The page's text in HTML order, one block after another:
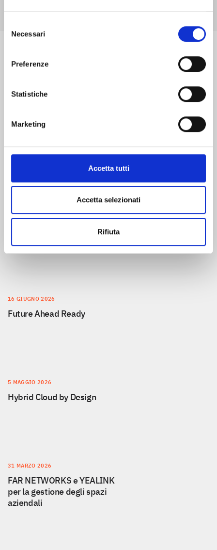
delNecessari
Preferenze
Statistiche
Marketing
Accetta tutti
Accetta selezionati
Rifiuta
Continua a scoprire
il mondo FAR Networks
fabbrica con una rete
16 GIUGNO 2026
Future Ahead Ready
5 MAGGIO 2026
Hybrid Cloud by Design
31 MARZO 2026
FAR NETWORKS e YEALINK
per la gestione degli spazi
aziendali